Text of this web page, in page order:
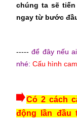
chúng ta sẽ
ngay từ bước
-----để đây nếu
nhé: Cấu hình
Có 2 cách
động lần đầu